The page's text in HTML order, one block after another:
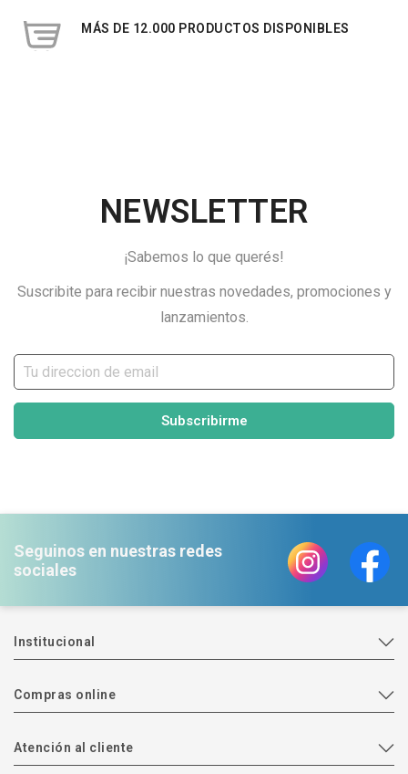
MÁS DE 12.000 PRODUCTOS DISPONIBLES
NEWSLETTER
¡Sabemos lo que querés!
Suscribite para recibir nuestras novedades, promociones y
lanzamientos.
Subscribirme
Seguinos en nuestras redes
sociales
Institucional
Compras online
Atención al cliente